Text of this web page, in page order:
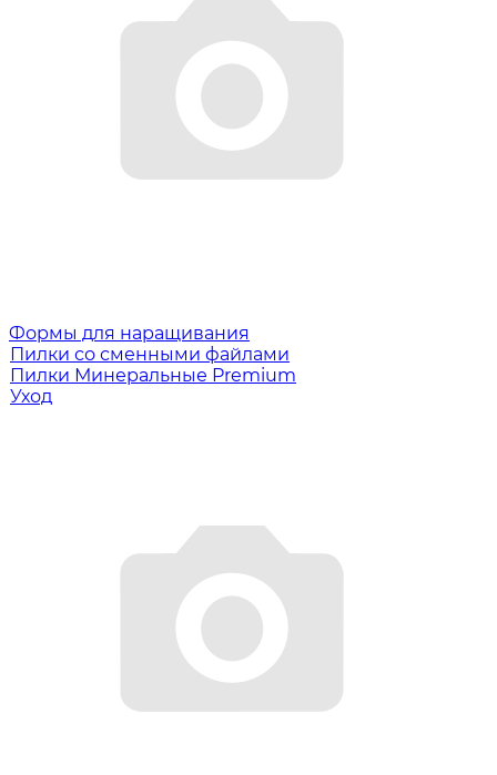
Формы для наращивания
Пилки со сменными файлами
Пилки Минеральные Premium
Уход